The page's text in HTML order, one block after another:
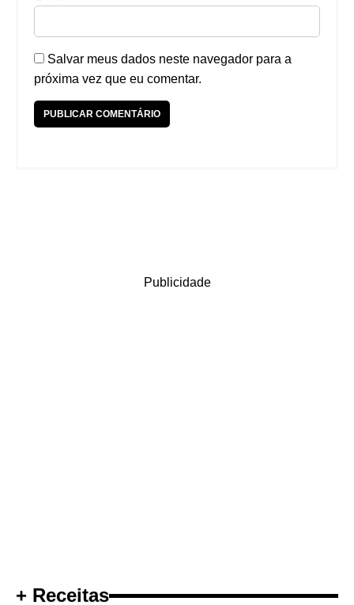
Salvar meus dados neste navegador para a
próxima vez que eu comentar.
Publicidade
+ Receitas